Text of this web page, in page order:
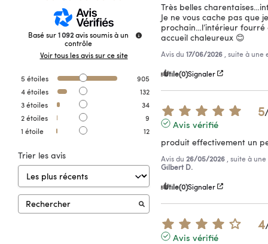
Basé sur1 092avis soumis à un
contrôle
Voir tous les avis sur ce site
5 étoiles
905
4étoiles
132
3étoiles
34
2étoiles
9
1 étoile 12
Trier les avis
Très belles
Je ne vous cache pas que
prochain…l’intérieur fourré
accueil chaleureux 😊
Avis du 17/06/2026 , suite à
Utile(0)Signaler
5
Avis vérifié
produit effectivement un
Avis du 26/05/2026 , suite à
Gilbert D.
Utile(0)Signaler
4
Avis vérifié